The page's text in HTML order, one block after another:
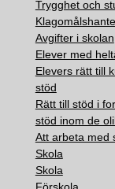
Trygghet och
Avgifter i skolan
Elever med
Elevers rätt till
stöd
Rätt till stöd i
stöd inom de
Att arbeta med
Skola
Skola
Förskola